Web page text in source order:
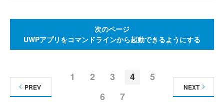
次のページ
UWPアプリをコマンドラインから起動できるようにする
1 2 3 4
5
6
7
PREV NEXT